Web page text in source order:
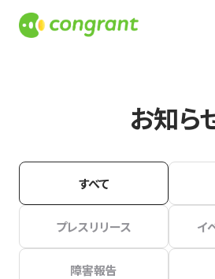
お知ら
すべて
プレスリリース イ
障害報告